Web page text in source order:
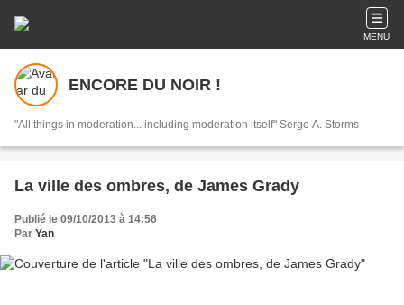
MENU
ENCORE DU NOIR !
"All things in moderation... including moderation itself" Serge A. Storms
La ville des ombres, de James Grady
Publié le 09/10/2013 à 14:56
Par Yan